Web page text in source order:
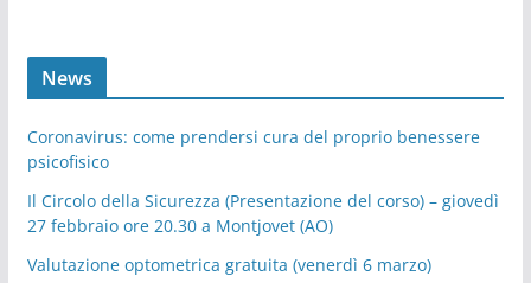
News
Coronavirus: come prendersi cura del proprio benessere
psicofisico
Il Circolo della Sicurezza (Presentazione del corso) – giovedì
27 febbraio ore 20.30 a Montjovet (AO)
Valutazione optometrica gratuita (venerdì 6 marzo)